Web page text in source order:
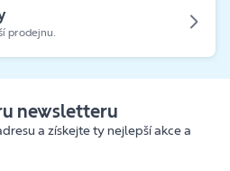
prodejnu.
newsletteru
a získejte ty nejlepší akce a